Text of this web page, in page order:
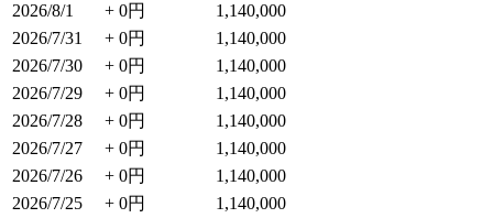
2026/8/1
+ 0円
1,140,000
2026/7/31
+ 0円
1,140,000
2026/7/30
+ 0円
1,140,000
2026/7/29
+ 0円
1,140,000
2026/7/28
+ 0円
1,140,000
2026/7/27
+ 0円
1,140,000
2026/7/26
+ 0円
1,140,000
2026/7/25
+ 0円
1,140,000